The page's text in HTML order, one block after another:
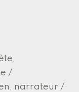
/
narrateur /